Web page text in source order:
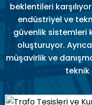
beklentileri
endüstriyel ve
güvenlik sistemleri
oluşturuyor.
müşavirlik ve
teknik